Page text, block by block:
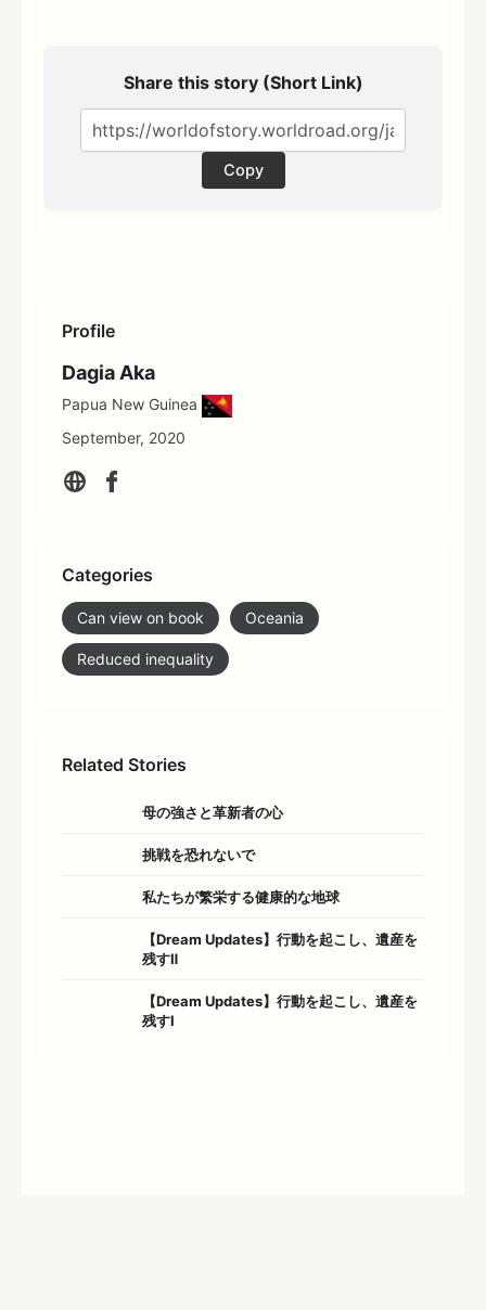
Profile
Dagia Aka
Papua New Guinea
September, 2020
Categories
Can view on book Oceania
Reduced inequality
Related Stories
母の強さと革新者の心
挑戦を恐れないで
私たちが繁栄する健康的な地球
【Dream Updates】行動を起こし、遺産を
残すⅡ
【Dream Updates】行動を起こし、遺産を
残すⅠ
Share this story (Short Link)
Copy